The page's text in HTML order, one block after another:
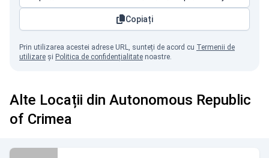
Copiați
Prin utilizarea acestei adrese URL, sunteți de acord cu Termenii de
utilizare și Politica de confidențialitate noastre.
Alte Locații din Autonomous Republic
of Crimea